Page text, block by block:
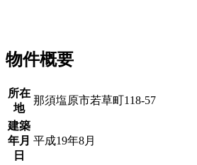
物件概要
所在
地
那須塩原市若草町118-57
建築
年月
日
平成19年8月